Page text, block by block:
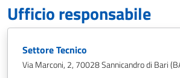
Ufficio responsabile
Settore Tecnico
Via Marconi, 2, 70028 Sannicandro di Bari